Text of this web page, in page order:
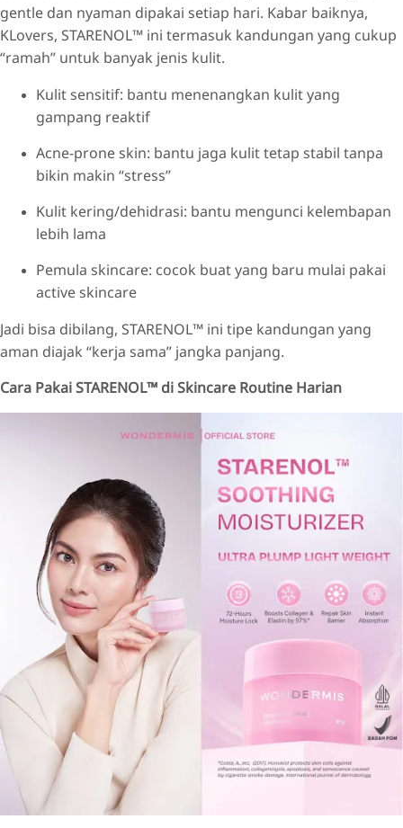
gentle dan nyaman dipakai setiap hari. Kabar baiknya,
KLovers, STARENOL™ ini termasuk kandungan yang cukup
“ramah” untuk banyak jenis kulit.
Kulit sensitif: bantu menenangkan kulit yang
gampang reaktif
Acne-prone skin: bantu jaga kulit tetap stabil tanpa
bikin makin “stress”
Kulit kering/dehidrasi: bantu mengunci kelembapan
lebih lama
Pemula skincare: cocok buat yang baru mulai pakai
active skincare
Jadi bisa dibilang, STARENOL™ ini tipe kandungan yang
aman diajak “kerja sama” jangka panjang.
Cara Pakai STARENOL™ di Skincare Routine Harian